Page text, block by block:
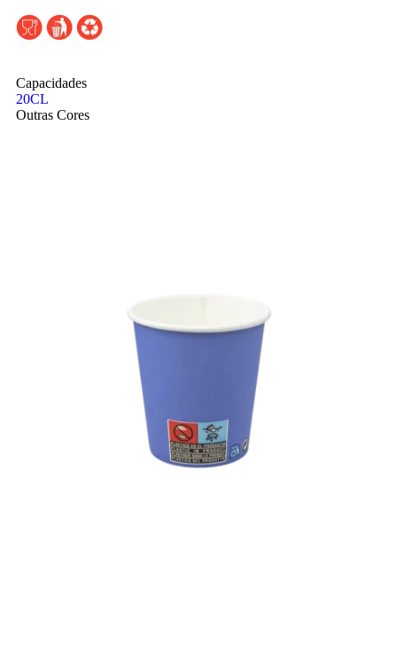
Capacidades
20CL
Outras Cores